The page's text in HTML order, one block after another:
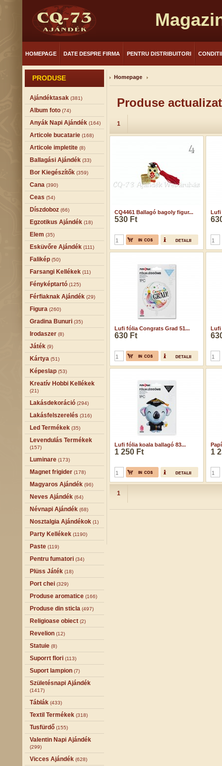
HOMEPAGE DATE DESPRE FIRMA PENTRU DISTRIBUITORI
PRODUSE
Ajándéktasak (381)
Album foto (74)
Anyák Napi Ajándék (164)
Articole bucatarie (168)
Articole impletite (8)
Ballagási Ajándék (33)
Bor Kiegészítők (359)
Cana (390)
Ceas (54)
Díszdoboz (66)
Egzotikus Ajándék (18)
Elem (35)
Esküvőre Ajándék (111)
Falikép (50)
Farsangi Kellékek (11)
Fényképtartó (125)
Férfiaknak Ajándék (29)
Figura (260)
Gradina Bunuri (35)
Irodaszer (8)
Játék (9)
Kártya (51)
Képeslap (53)
Kreatív Hobbi Kellékek
(21)
Lakásdekoráció (294)
Lakásfelszerelés (316)
Led Termékek (35)
Levendulás Termékek
(157)
Luminare (173)
Magnet frigider (178)
Magyaros Ajándék (96)
Neves Ajándék (64)
Névnapi Ajándék (68)
Nosztalgia Ajándékok (1)
Party Kellékek (1190)
Paste (119)
Pentru fumatori (34)
Plüss Játék (18)
Port chei (329)
Produse aromatice (166)
Produse din sticla (497)
Religioase obiect (2)
Revelion (12)
Statuie (8)
Suporrt flori (113)
Suport lampion (7)
Születésnapi Ajándék
(1417)
Táblák (433)
Textil Termékek (318)
Tusfürdő (155)
Valentin Napi Ajándék
(299)
Vicces Ajándék (628)
Homepage
Produse
1
CQ4461 Ballagó bagoly figur...
530 Ft
Lufi
Lufi fólia Congrats Grad 51...
630 Ft
Lufi
Lufi fólia koala ballagó 83...
1 250 Ft 1
1